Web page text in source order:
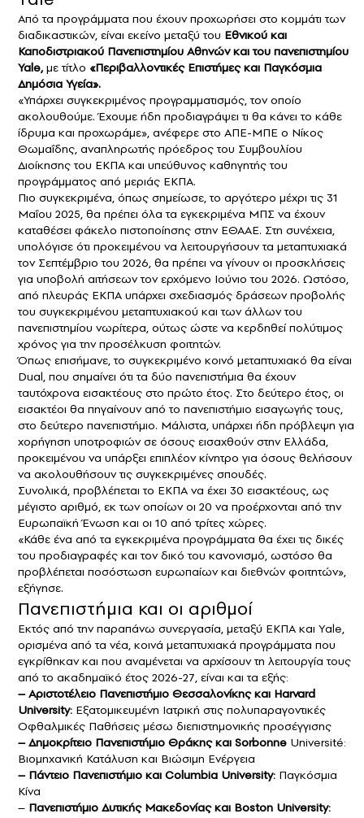
Από τα προγράμματα που έχουν προχωρήσει στο κομμάτι των
διαδικαστικών, είναι εκείνο μεταξύ του Εθνικού και
Καποδιστριακού Πανεπιστημίου Αθηνών και του πανεπιστημίου
Yale,με τίτλο «Περιβαλλοντικές Επιστήμες και Παγκόσμια
Δημόσια Υγεία».
«Υπάρχει συγκεκριμένος προγραμματισμός, τον οποίο
ακολουθούμε. Έχουμε ήδη προδιαγράψει τι θα κάνει το κάθε
ίδρυμα και προχωράμε», ανέφερε στο ΑΠΕ-ΜΠΕ ο Νίκος
Θωμαΐδης, αναπληρωτής πρόεδρος του Συμβουλίου
Διοίκησης του ΕΚΠΑ και υπεύθυνος καθηγητής του
προγράμματος από μεριάς ΕΚΠΑ.
Πιο συγκεκριμένα, όπως σημείωσε, το αργότερο μέχρι τις 31
Μαΐου 2025, θα πρέπει όλα τα εγκεκριμένα ΜΠΣ να έχουν
καταθέσει φάκελο πιστοποίησης στην ΕΘΑΑΕ. Στη συνέχεια,
υπολόγισε ότι προκειμένου να λειτουργήσουν τα μεταπτυχιακά
τον Σεπτέμβριο του 2026, θα πρέπει να γίνουν οι προσκλήσεις
για υποβολή αιτήσεων τον ερχόμενο Ιούνιο του 2026. Ωστόσο,
από πλευράς ΕΚΠΑ υπάρχει σχεδιασμός δράσεων προβολής
του συγκεκριμένου μεταπτυχιακού και των άλλων του
πανεπιστημίου νωρίτερα, ούτως ώστε να κερδηθεί πολύτιμος
χρόνος για την προσέλκυση φοιτητών.
Όπως επισήμανε, το συγκεκριμένο κοινό μεταπτυχιακό θα είναι
Dual, που σημαίνει ότι τα δύο πανεπιστήμια θα έχουν
ταυτόχρονα εισακτέους στο πρώτο έτος. Στο δεύτερο έτος, οι
εισακτέοι θα πηγαίνουν από το πανεπιστήμιο εισαγωγής τους,
στο δεύτερο πανεπιστήμιο. Μάλιστα, υπάρχει ήδη πρόβλεψη για
χορήγηση υποτροφιών σε όσους εισαχθούν στην Ελλάδα,
προκειμένου να υπάρξει επιπλέον κίνητρο για όσους θελήσουν
να ακολουθήσουν τις συγκεκριμένες σπουδές.
Συνολικά, προβλέπεται το ΕΚΠΑ να έχει 30 εισακτέους, ως
μέγιστο αριθμό, εκ των οποίων οι 20 να προέρχονται από την
Ευρωπαϊκή Ένωση και οι 10 από τρίτες χώρες.
«Κάθε ένα από τα εγκεκριμένα προγράμματα θα έχει τις δικές
του προδιαγραφές και τον δικό του κανονισμό, ωστόσο θα
προβλέπεται ποσόστωση ευρωπαίων και διεθνών φοιτητών»,
εξήγησε.
Πανεπιστήμια και οι αριθμοί
Εκτός από την παραπάνω συνεργασία, μεταξύ ΕΚΠΑ και Υale,
ορισμένα από τα νέα, κοινά μεταπτυχιακά προγράμματα που
εγκρίθηκαν και που αναμένεται να αρχίσουν τη λειτουργία τους
από το ακαδημαϊκό έτος 2026-27, είναι και τα εξής:
– Αριστοτέλειο Πανεπιστήμιο Θεσσαλονίκης και Harvard
University: Εξατομικευμένη Ιατρική στις πολυπαραγοντικές
Οφθαλμικές Παθήσεις μέσω διεπιστημονικής προσέγγισης
– Δημοκρίτειο Πανεπιστήμιο Θράκης και Sorbonne Université:
Βιομηχανική Κατάλυση και Βιώσιμη Ενέργεια
– Πάντειο Πανεπιστήμιο και Columbia University: Παγκόσμια
Κίνα
– Πανεπιστήμιο Δυτικής Μακεδονίας και Boston University: